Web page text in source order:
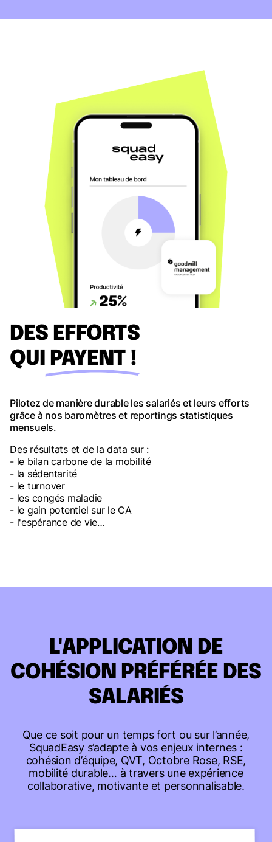
DES EFFORTS
QUI PAYENT !
Pilotez de manière durable les salariés et leurs efforts
grâce à nos baromètres et reportings statistiques
mensuels.
Des résultats et de la data sur :
- le bilan carbone de la mobilité
- la sédentarité
- le turnover
- les congés maladie
- le gain potentiel sur le CA
- l'espérance de vie…
L'APPLICATION DE
COHÉSION PRÉFÉRÉE DES
SALARIÉS
Que ce soit pour un temps fort ou sur l’année,
SquadEasy s’adapte à vos enjeux internes :
cohésion d’équipe, QVT, Octobre Rose, RSE,
mobilité durable… à travers une expérience
collaborative, motivante et personnalisable.